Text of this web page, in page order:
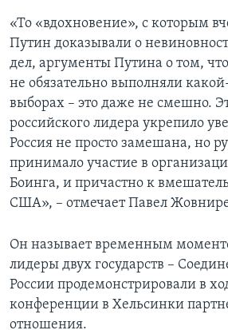
«То «вдохновение», с которым
Путин доказывали о
дел, аргументы Путина о том,
не обязательно выполняли
выборах – это даже не смешно.
российского лидера укрепило
Россия не просто замешана, но
принимало участие в
Боинга, и причастно к
США», – отмечает Павел
Он называет временным
лидеры двух государств –
России продемонстрировали в
конференции в Хельсинки
отношения.